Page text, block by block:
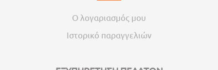
Ο λογαριασμός μου
Ιστορικό παραγγελιών